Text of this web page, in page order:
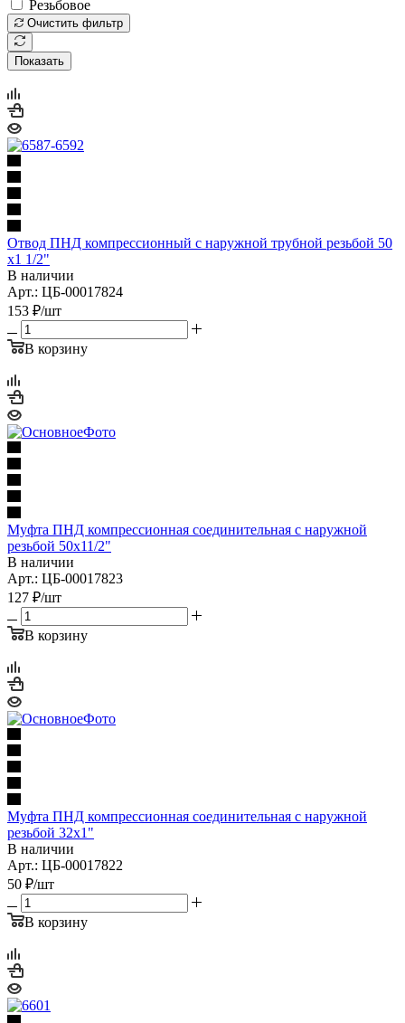
Резьбовое
Очистить фильтр
Показать
Отвод ПНД компрессионный с наружной трубной резьбой 50
х1 1/2"
В наличии
Арт.: ЦБ-00017824
153 ₽/шт
В корзину
Муфта ПНД компрессионная соединительная с наружной
резьбой 50х11/2"
В наличии
Арт.: ЦБ-00017823
127 ₽/шт
В корзину
Муфта ПНД компрессионная соединительная с наружной
резьбой 32х1"
В наличии
Арт.: ЦБ-00017822
50 ₽/шт
В корзину